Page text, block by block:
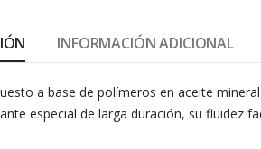
INFORMACIÓN ADICIONAL
a base de polímeros en aceite
especial de larga duración, su fluidez